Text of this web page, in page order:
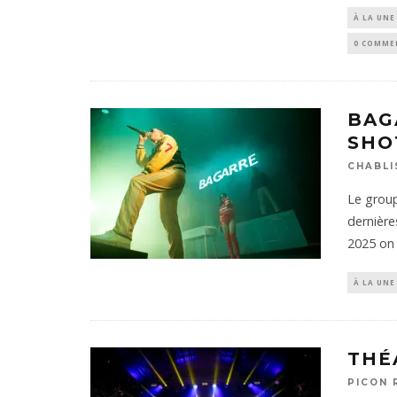
À LA UNE
0
Le
2025
À LA UNE
PICON